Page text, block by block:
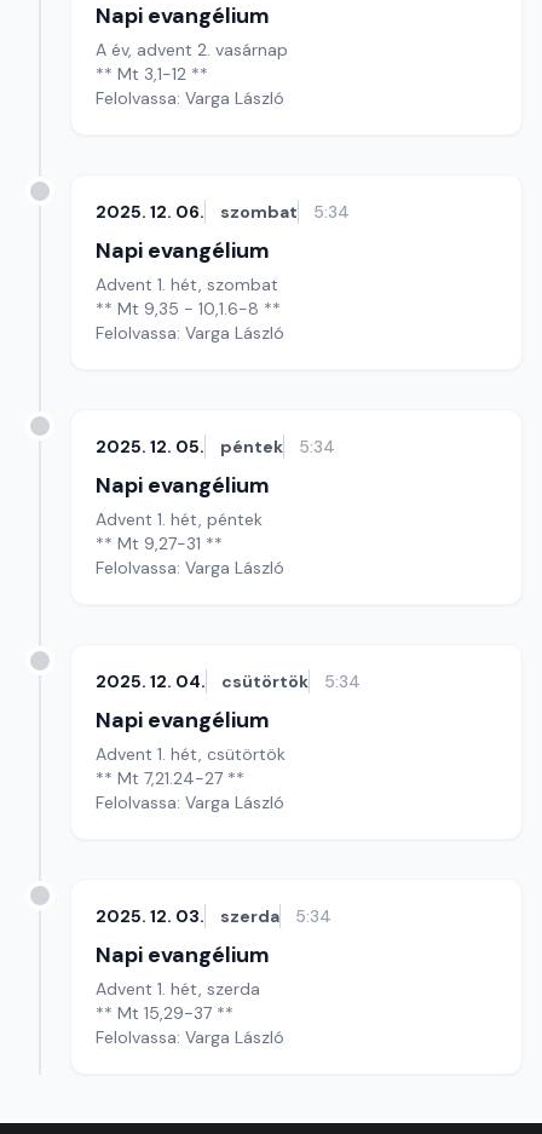
Napi evangélium
A év, advent 2. vasárnap
** Mt 3,1-12 **
Felolvassa: Varga László
2025. 12. 06. szombat 5:34
Napi evangélium
Advent 1. hét, szombat
** Mt 9,35 - 10,1.6-8 **
Felolvassa: Varga László
2025. 12. 05. péntek 5:34
Napi evangélium
Advent 1. hét, péntek
** Mt 9,27-31 **
Felolvassa: Varga László
2025. 12. 04. csütörtök 5:34
Napi evangélium
Advent 1. hét, csütörtök
** Mt 7,21.24-27 **
Felolvassa: Varga László
2025. 12. 03. szerda 5:34
Napi evangélium
Advent 1. hét, szerda
** Mt 15,29-37 **
Felolvassa: Varga László